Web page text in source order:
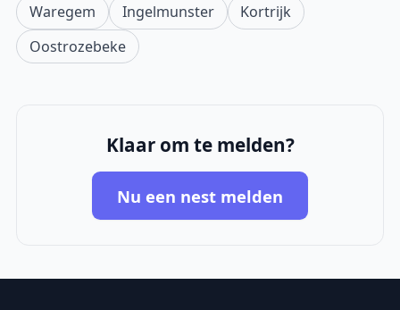
Waregem
Ingelmunster
Kortrijk
Oostrozebeke
Klaar om te melden?
Nu een nest melden